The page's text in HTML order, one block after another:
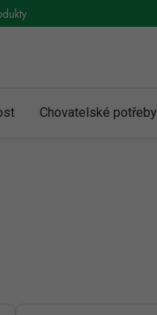
podmínky pro podnikatele
Chovatelské potřeby